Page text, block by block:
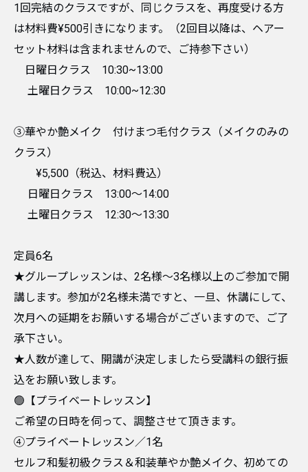
1回完結のクラスですが、同じクラスを、再度受ける方
は材料費¥500引きになります。（2回目以降は、ヘアー
セット材料は含まれませんので、ご持参下さい）
日曜日クラス 10:30~13:00
土曜日クラス 10:00~12:30
③華やか艶メイク 付けまつ毛付クラス（メイクのみの
クラス）
¥5,500（税込、材料費込）
日曜日クラス 13:00〜14:00
土曜日クラス 12:30〜13:30
定員6名
★グループレッスンは、2名様〜3名様以上のご参加で開
講します。参加が2名様未満ですと、一旦、休講にして、
次月への延期をお願いする場合がございますので、ご了
承下さい。
★人数が達して、開講が決定しましたら受講料の銀行振
込をお願い致します。
🟢【プライベートレッスン】
ご希望の日時を伺って、調整させて頂きます。
④プライベートレッスン／1名
セルフ和髪初級クラス＆和装華やか艶メイク、初めての